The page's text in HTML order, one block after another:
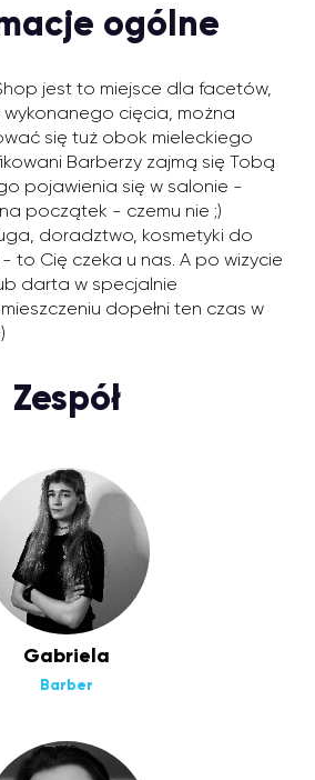
ogólne
jest to miejsce dla facetów,
cięcia, można
się tuż obok mieleckiego
Barberzy zajmą się Tobą
pojawienia się w salonie -
początek - czemu nie ;)
doradztwo, kosmetyki do
to Cię czeka u nas. A po wizycie
darta w specjalnie
dopełni ten czas w
Zespół
Gabriela
Barber